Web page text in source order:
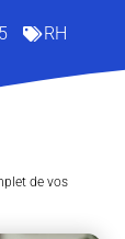
RH
de vos